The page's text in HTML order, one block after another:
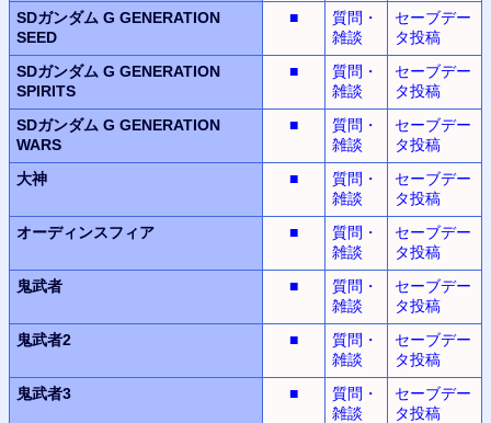
SDガンダム G GENERATION
SEED
■
質問・
雑談
セーブデー
タ投稿
SDガンダム G GENERATION
SPIRITS
■
質問・
雑談
セーブデー
タ投稿
SDガンダム G GENERATION
WARS
■
質問・
雑談
セーブデー
タ投稿
大神
■
質問・
雑談
セーブデー
タ投稿
オーディンスフィア
■
質問・
雑談
セーブデー
タ投稿
鬼武者
■
質問・
雑談
セーブデー
タ投稿
鬼武者2
■
質問・
雑談
セーブデー
タ投稿
鬼武者3
■
質問・
雑談
セーブデー
タ投稿